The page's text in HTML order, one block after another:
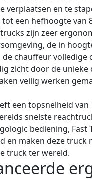
verplaatsen en te
een hefhoogte van
zijn zeer
de in
de chauffeur
zicht door de
veilig werken
een topsnelheid
snelste
bediening,
en maken deze truck
truck ter wereld.